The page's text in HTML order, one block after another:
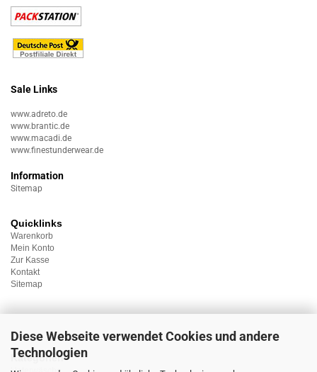
Diese Webseite verwendet Cookies und andere
Technologien
Sale Links
www.adreto.de
www.brantic.de
www.macadi.de
www.finestunderwear.de
Information
Sitemap
Quicklinks
Warenkorb
Mein Konto
Zur Kasse
Kontakt
Sitemap
Kategorien